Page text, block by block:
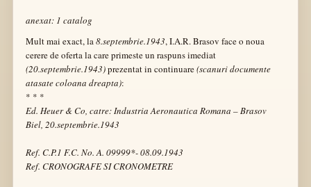
anexat: 1 catalog
Mult mai exact, la8.septembrie.1943, I.A.R. Brasov face o noua
cerere de oferta la care primeste un raspuns imediat
(20.septembrie.1943)prezentat in continuare(scanuri documente
atasate coloana dreapta):
* * *
Ed. Heuer & Co, catre: Industria Aeronautica Romana – Brasov
Biel, 20.septembrie.1943
Ref. C.P.1 F.C. No. A. 09999*- 08.09.1943
Ref. CRONOGRAFE SI CRONOMETRE